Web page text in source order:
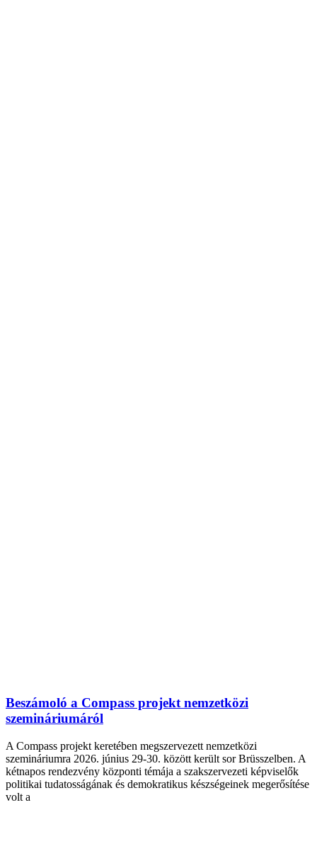
Beszámoló a Compass projekt nemzetközi
szemináriumáról
A Compass projekt keretében megszervezett nemzetközi
szemináriumra 2026. június 29-30. között került sor Brüsszelben. A
kétnapos rendezvény központi témája a szakszervezeti képviselők
politikai tudatosságának és demokratikus készségeinek megerősítése
volt a